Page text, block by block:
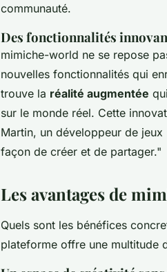
communauté.
Des fonctionnalités
mimiche-world ne se repose
nouvelles fonctionnalités qui
trouve la réalité augmentée
sur le monde réel. Cette
Martin, un développeur de jeux
façon de créer et de partager."
Les avantages de
Quels sont les bénéfices
plateforme offre une multitude